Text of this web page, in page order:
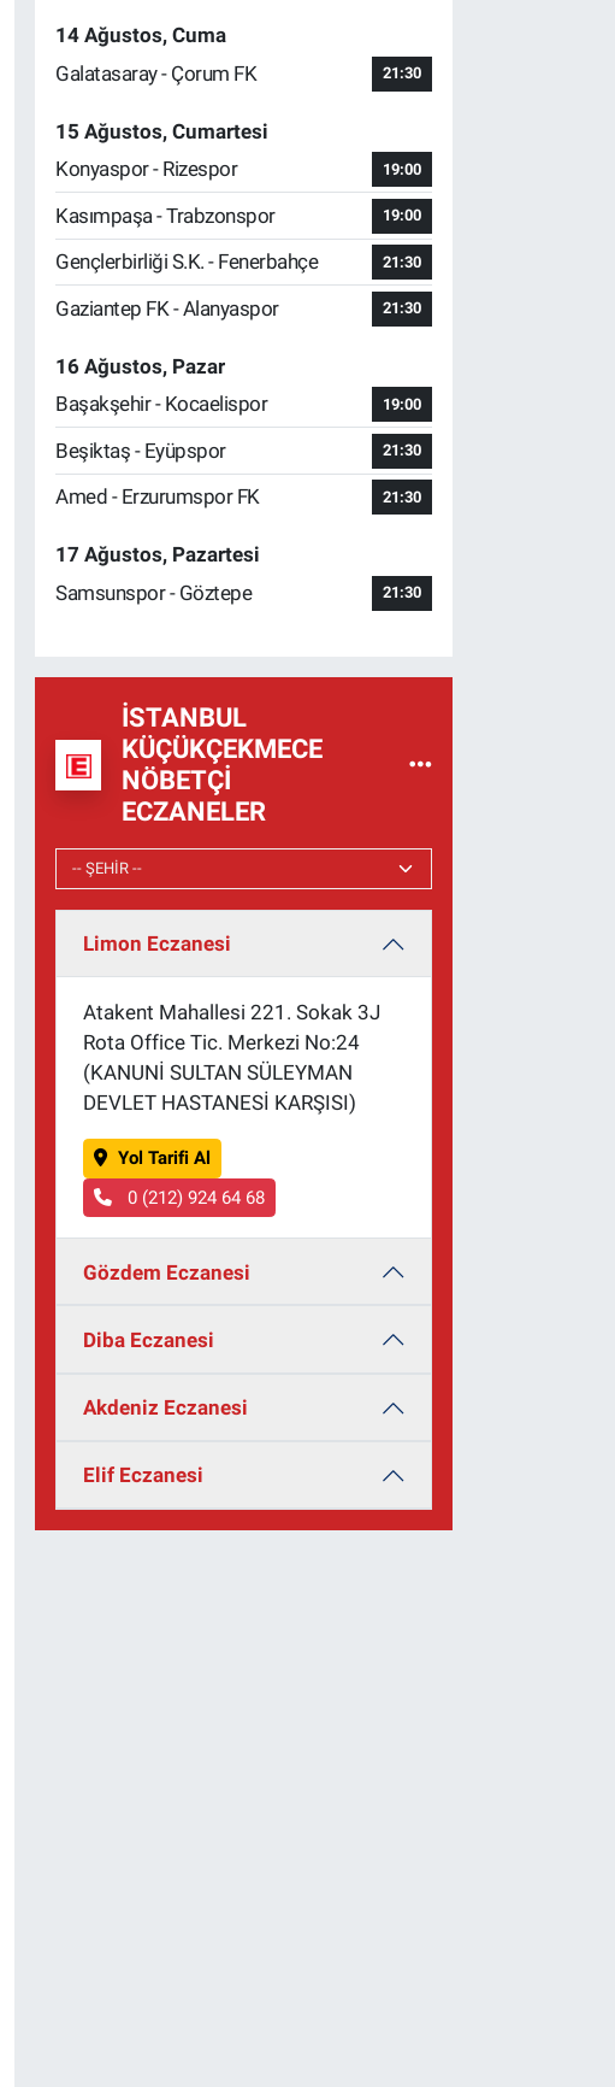
14 Ağustos, Cuma
Galatasaray - Çorum FK
21:30
15 Ağustos, Cumartesi
Konyaspor - Rizespor
19:00
Kasımpaşa - Trabzonspor 19:00
Gençlerbirliği S.K. - Fenerbahçe 21:30
Gaziantep FK - Alanyaspor 21:30
16 Ağustos, Pazar
Başakşehir - Kocaelispor
19:00
Beşiktaş - Eyüpspor 21:30
Amed - Erzurumspor FK 21:30
17 Ağustos, Pazartesi
Samsunspor - Göztepe
21:30
İSTANBUL
KÜÇÜKÇEKMECE
NÖBETÇI
ECZANELER
Limon Eczanesi
Atakent Mahallesi 221. Sokak 3J
Rota Office Tic. Merkezi No:24
(KANUNİ SULTAN SÜLEYMAN
DEVLET HASTANESİ KARŞISI)
Yol Tarifi Al
0 (212) 924 64 68
Gözdem Eczanesi
Diba Eczanesi
Akdeniz Eczanesi
Elif Eczanesi